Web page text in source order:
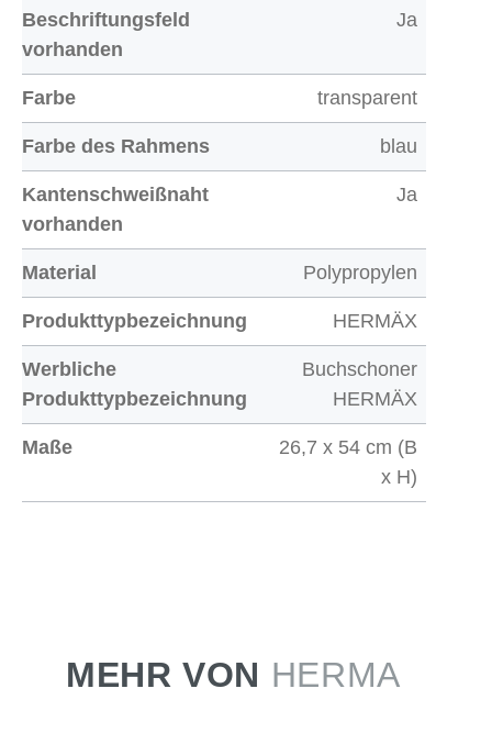
Beschriftungsfeld
vorhanden
Ja
Farbe transparent
Farbe des Rahmens blau
Kantenschweißnaht
vorhanden
Ja
Material Polypropylen
Produkttypbezeichnung HERMÄX
Werbliche
Produkttypbezeichnung
Buchschoner
HERMÄX
Maße
26,7 x 54 cm (B
x H)
MEHR VON HERMA